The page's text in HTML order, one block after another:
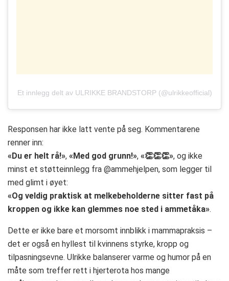
Et innlegg delt av ULRIKKE BRANDSTORP (@ulrikkeofficial)
Responsen har ikke latt vente på seg. Kommentarene
renner inn:
«Du er helt rå!», «Med god grunn!», «👏👏👏», og ikke
minst et støtteinnlegg fra @ammehjelpen, som legger til
med glimt i øyet:
«Og veldig praktisk at melkebeholderne sitter fast på
kroppen og ikke kan glemmes noe sted i ammetåka».
Dette er ikke bare et morsomt innblikk i mammapraksis –
det er også en hyllest til kvinnens styrke, kropp og
tilpasningsevne. Ulrikke balanserer varme og humor på en
måte som treffer rett i hjerterota hos mange